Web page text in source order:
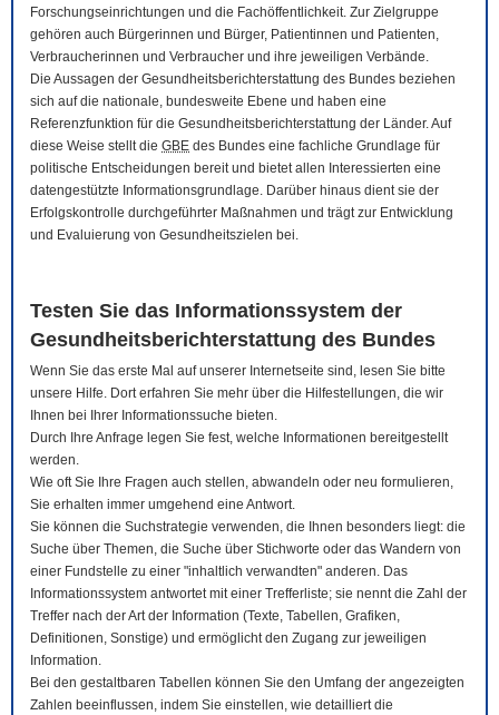
Forschungseinrichtungen und die Fachöffentlichkeit. Zur Zielgruppe
gehören auch Bürgerinnen und Bürger, Patientinnen und Patienten,
Verbraucherinnen und Verbraucher und ihre jeweiligen Verbände.
Die Aussagen der Gesundheitsberichterstattung des Bundes beziehen
sich auf die nationale, bundesweite Ebene und haben eine
Referenzfunktion für die Gesundheitsberichterstattung der Länder. Auf
diese Weise stellt die GBE des Bundes eine fachliche Grundlage für
politische Entscheidungen bereit und bietet allen Interessierten eine
datengestützte Informationsgrundlage. Darüber hinaus dient sie der
Erfolgskontrolle durchgeführter Maßnahmen und trägt zur Entwicklung
und Evaluierung von Gesundheitszielen bei.
Testen Sie das Informationssystem der
Gesundheitsberichterstattung des Bundes
Wenn Sie das erste Mal auf unserer Internetseite sind, lesen Sie bitte
unsere Hilfe. Dort erfahren Sie mehr über die Hilfestellungen, die wir
Ihnen bei Ihrer Informationssuche bieten.
Durch Ihre Anfrage legen Sie fest, welche Informationen bereitgestellt
werden.
Wie oft Sie Ihre Fragen auch stellen, abwandeln oder neu formulieren,
Sie erhalten immer umgehend eine Antwort.
Sie können die Suchstrategie verwenden, die Ihnen besonders liegt: die
Suche über Themen, die Suche über Stichworte oder das Wandern von
einer Fundstelle zu einer "inhaltlich verwandten" anderen. Das
Informationssystem antwortet mit einer Trefferliste; sie nennt die Zahl der
Treffer nach der Art der Information (Texte, Tabellen, Grafiken,
Definitionen, Sonstige) und ermöglicht den Zugang zur jeweiligen
Information.
Bei den gestaltbaren Tabellen können Sie den Umfang der angezeigten
Zahlen beeinflussen, indem Sie einstellen, wie detailliert die